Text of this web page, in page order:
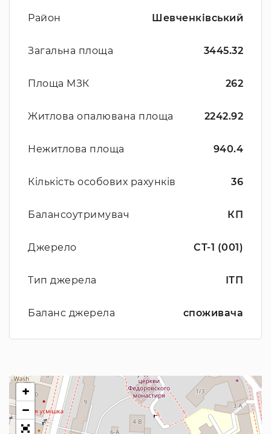
Район Шевченківський
Загальна площа 3445.32
Площа МЗК 262
Житлова опалювана площа 2242.92
Нежитлова площа 940.4
Кількість особових рахунків 36
Балансоутримувач КП
Джерело СТ-1 (001)
Тип джерела ІТП
Баланс джерела споживача
+
−